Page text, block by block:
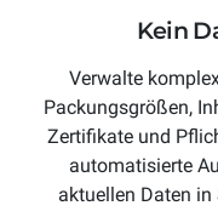
Kein
Verwalte
Packungsgrößen,
Zertifikate und
automatisierte
aktuellen Daten